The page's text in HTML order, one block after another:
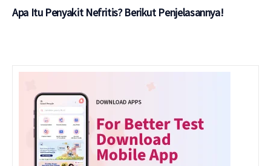
Apa Itu Penyakit Nefritis? Berikut Penjelasannya!